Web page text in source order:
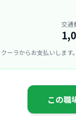
交通
ーラからお支払いします。
この職